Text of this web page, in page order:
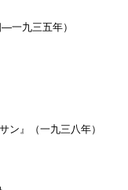
九三五年）
』（一九三八年）